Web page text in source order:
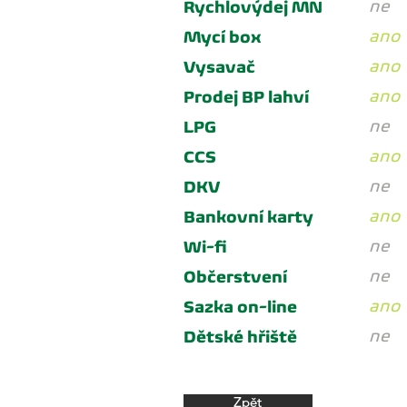
Rychlovýdej MN
Mycí box
Vysavač
Prodej BP lahví
LPG
CCS
DKV
Bankovní karty
Wi-fi
Občerstvení
Sazka on-line
Dětské hřiště
ne
ano
ano
ano
ne
ano
ne
ano
ne
ne
ano
ne
Zpět